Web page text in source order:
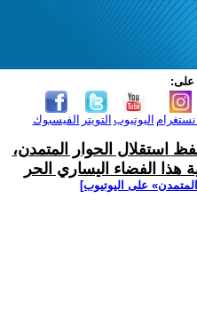
على:
الفيسبوك التويتر اليوتيوب
استقلال الحوار المتمدن،
الفضاء اليساري الحر
على اليوتيوب]